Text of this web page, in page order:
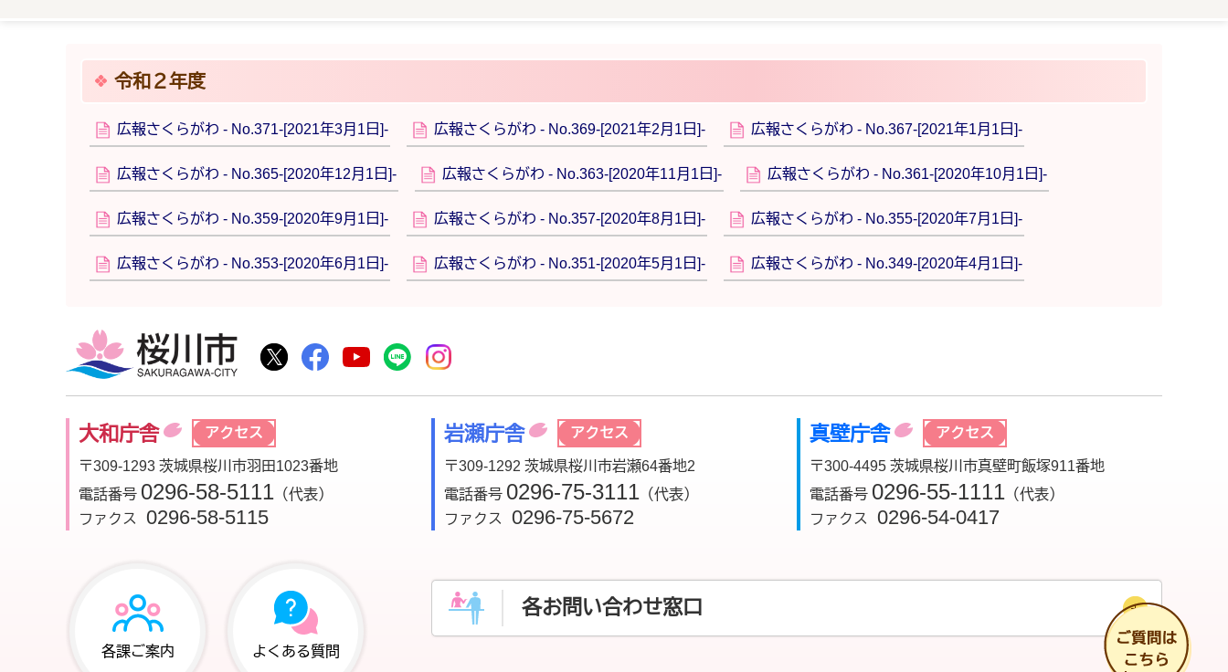
令和２年度
広報さくらがわ - No.371‐[2021年3月1日]- 広報さくらがわ - No.369‐[2021年2月1日]- 広報さくらがわ - No.367‐[2021年1月1日]-
広報さくらがわ - No.365‐[2020年12月1日]- 広報さくらがわ - No.363‐[2020年11月1日]- 広報さくらがわ - No.361‐[2020年10月1日]-
広報さくらがわ - No.359‐[2020年9月1日]- 広報さくらがわ - No.357‐[2020年8月1日]- 広報さくらがわ - No.355-[2020年7月1日]-
広報さくらがわ - No.353-[2020年6月1日]- 広報さくらがわ - No.351-[2020年5月1日]- 広報さくらがわ - No.349-[2020年4月1日]-
桜川市公式Twitter
桜川市公式Facebook
桜川市公式YouTube
桜川市公式LINE
大和庁舎 アクセス
〒309-1293 茨城県桜川市羽田1023番地
電話番号 0296-58-5111 （代表）
ファクス
0296-58-5115
岩瀬庁舎 アクセス
〒309-1292 茨城県桜川市岩瀬64番地2
電話番号 0296-75-3111 （代表）
ファクス
0296-75-5672
真壁庁舎 アクセス
〒300-4495 茨城県桜川市真壁町飯塚911番地
電話番号 0296-55-1111 （代表）
ファクス
0296-54-0417
各課ご案内 よくある質問
各お問い合わせ窓口